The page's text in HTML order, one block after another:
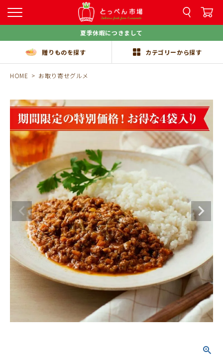
夏季休暇につきまして
贈りものを探す カテゴリーから探す
HOME お取り寄せグルメ